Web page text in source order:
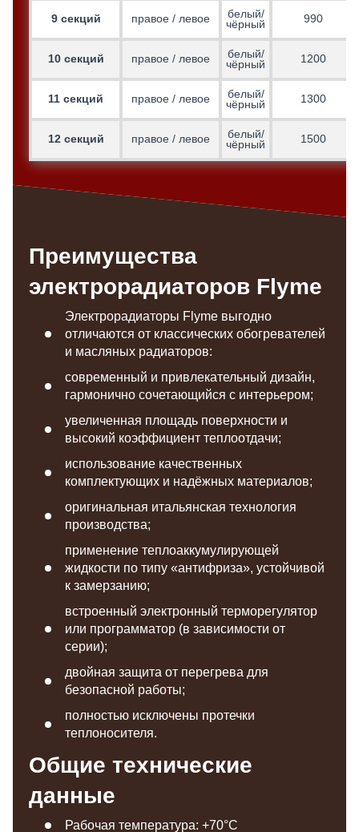
9 секций правое / левое
белый/
чёрный
990
10 секций правое / левое
белый/
чёрный
1200
11 секций правое / левое
белый/
чёрный
1300
12 секций правое / левое
белый/
чёрный
1500
Преимущества
электрорадиаторов Flyme
Электрорадиаторы Flyme выгодно
отличаются от классических обогревателей
и масляных радиаторов:
современный и привлекательный дизайн,
гармонично сочетающийся с интерьером;
увеличенная площадь поверхности и
высокий коэффициент теплоотдачи;
использование качественных
комплектующих и надёжных материалов;
оригинальная итальянская технология
производства;
применение теплоаккумулирующей
жидкости по типу «антифриза», устойчивой
к замерзанию;
встроенный электронный терморегулятор
или программатор (в зависимости от
серии);
двойная защита от перегрева для
безопасной работы;
полностью исключены протечки
теплоносителя.
Общие технические
данные
Рабочая температура: +70°C